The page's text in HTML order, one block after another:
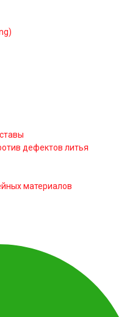
дефектов литья
материалов